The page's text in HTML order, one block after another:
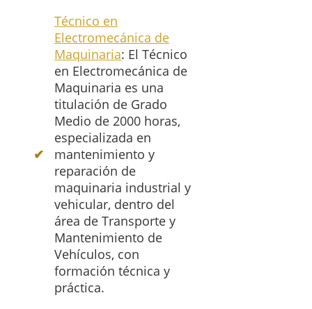
Técnico en
Electromecánica de
Maquinaria: El Técnico
en Electromecánica de
Maquinaria es una
titulación de Grado
Medio de 2000 horas,
especializada en
mantenimiento y
reparación de
maquinaria industrial y
vehicular, dentro del
área de Transporte y
Mantenimiento de
Vehículos, con
formación técnica y
práctica.